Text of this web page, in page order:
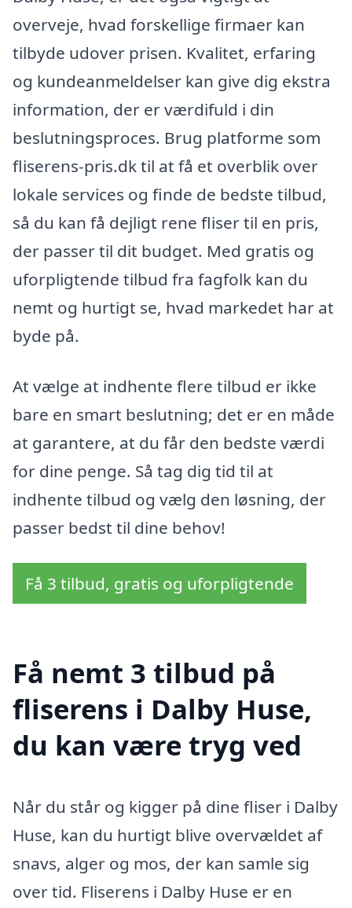
overveje, hvad forskellige firmaer kan
tilbyde udover prisen. Kvalitet, erfaring
og kundeanmeldelser kan give dig ekstra
information, der er værdifuld i din
beslutningsproces. Brug platforme som
fliserens-pris.dk til at få et overblik over
lokale services og finde de bedste tilbud,
så du kan få dejligt rene fliser til en pris,
der passer til dit budget. Med gratis og
uforpligtende tilbud fra fagfolk kan du
nemt og hurtigt se, hvad markedet har at
byde på.
At vælge at indhente flere tilbud er ikke
bare en smart beslutning; det er en måde
at garantere, at du får den bedste værdi
for dine penge. Så tag dig tid til at
indhente tilbud og vælg den løsning, der
passer bedst til dine behov!
Få 3 tilbud, gratis og uforpligtende
Få nemt 3 tilbud på
fliserens i Dalby Huse,
du kan være tryg ved
Når du står og kigger på dine fliser i Dalby
Huse, kan du hurtigt blive overvældet af
snavs, alger og mos, der kan samle sig
over tid. Fliserens i Dalby Huse er en